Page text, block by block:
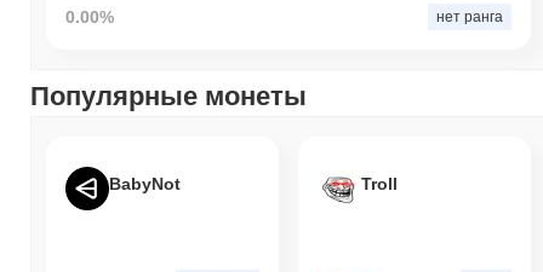
0.00% нет ранга
Популярные монеты
BabyNot Troll